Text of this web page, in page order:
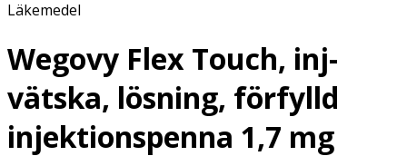
Läkemedel
Wegovy Flex Touch, inj-
vätska, lösning, förfylld
injektionspenna 1,7 mg